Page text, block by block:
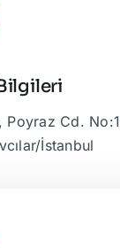
Poyraz Cd.
İstanbul